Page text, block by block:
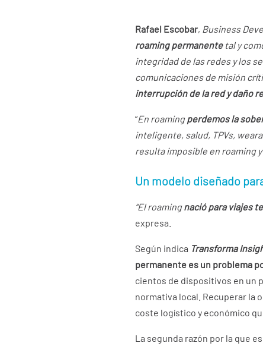
Rafael Escobar, Business
roaming permanentetal y
integridad de las redes y los
comunicaciones de misión
interrupción de la red y daño
“En roamingperdemos la
inteligente, salud, TPVs,
resulta imposible en roaming y
Un modelo diseñado
“El roamingnació para viajes
expresa.
Según indica Transforma
permanente es un problema
cientos de dispositivos en un
normativa local. Recuperar la
coste logístico y económico
La segunda razón por la que